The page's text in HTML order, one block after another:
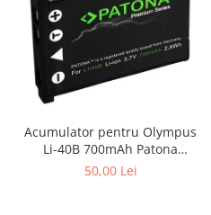
Acumulator pentru Olympus
Li-40B 700mAh Patona
Premium
50,00 Lei